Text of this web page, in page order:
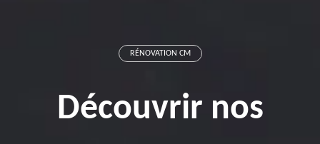
RÉNOVATION CM
Découvrir nos